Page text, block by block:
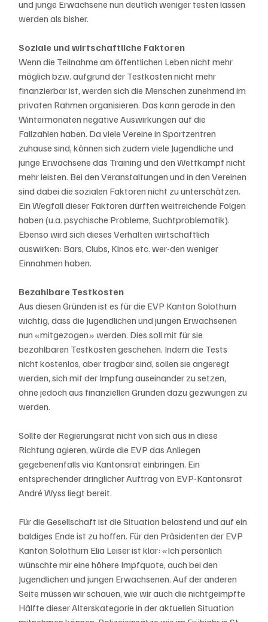
und junge Erwachsene nun deutlich weniger testen lassen
werden als bisher.
Soziale und wirtschaftliche Faktoren
Wenn die Teilnahme am öffentlichen Leben nicht mehr
möglich bzw. aufgrund der Testkosten nicht mehr
finanzierbar ist, werden sich die Menschen zunehmend im
privaten Rahmen organisieren. Das kann gerade in den
Wintermonaten negative Auswirkungen auf die
Fallzahlen haben. Da viele Vereine in Sportzentren
zuhause sind, können sich zudem viele Jugendliche und
junge Erwachsene das Training und den Wettkampf nicht
mehr leisten. Bei den Veranstaltungen und in den Vereinen
sind dabei die sozialen Faktoren nicht zu unterschätzen.
Ein Wegfall dieser Faktoren dürften weitreichende Folgen
haben (u.a. psychische Probleme, Suchtproblematik).
Ebenso wird sich dieses Verhalten wirtschaftlich
auswirken: Bars, Clubs, Kinos etc. wer-den weniger
Einnahmen haben.
Bezahlbare Testkosten
Aus diesen Gründen ist es für die EVP Kanton Solothurn
wichtig, dass die Jugendlichen und jungen Erwachsenen
nun «mitgezogen» werden. Dies soll mit für sie
bezahlbaren Testkosten geschehen. Indem die Tests
nicht kostenlos, aber tragbar sind, sollen sie angeregt
werden, sich mit der Impfung auseinander zu setzen,
ohne jedoch aus finanziellen Gründen dazu gezwungen zu
werden.
Sollte der Regierungsrat nicht von sich aus in diese
Richtung agieren, würde die EVP das Anliegen
gegebenenfalls via Kantonsrat einbringen. Ein
entsprechender dringlicher Auftrag von EVP-Kantonsrat
André Wyss liegt bereit.
Für die Gesellschaft ist die Situation belastend und auf ein
baldiges Ende ist zu hoffen. Für den Präsidenten der EVP
Kanton Solothurn Elia Leiser ist klar: «Ich persönlich
wünschte mir eine höhere Impfquote, auch bei den
Jugendlichen und jungen Erwachsenen. Auf der anderen
Seite müssen wir schauen, wie wir auch die nichtgeimpfte
Hälfte dieser Alterskategorie in der aktuellen Situation